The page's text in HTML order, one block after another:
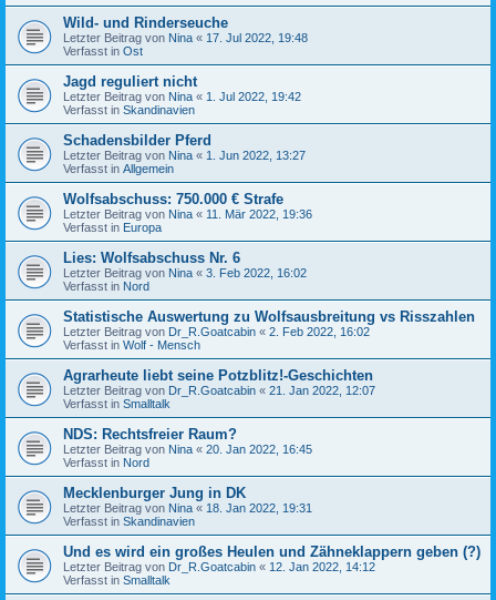
Wild- und Rinderseuche
Letzter Beitrag von Nina « 17. Jul 2022, 19:48
Verfasst in Ost
Jagd reguliert nicht
Letzter Beitrag von Nina « 1. Jul 2022, 19:42
Verfasst in Skandinavien
Schadensbilder Pferd
Letzter Beitrag von Nina « 1. Jun 2022, 13:27
Verfasst in Allgemein
Wolfsabschuss: 750.000 € Strafe
Letzter Beitrag von Nina « 11. Mär 2022, 19:36
Verfasst in Europa
Lies: Wolfsabschuss Nr. 6
Letzter Beitrag von Nina « 3. Feb 2022, 16:02
Verfasst in Nord
Statistische Auswertung zu Wolfsausbreitung vs Risszahlen
Letzter Beitrag von Dr_R.Goatcabin « 2. Feb 2022, 16:02
Verfasst in Wolf - Mensch
Agrarheute liebt seine Potzblitz!-Geschichten
Letzter Beitrag von Dr_R.Goatcabin « 21. Jan 2022, 12:07
Verfasst in Smalltalk
NDS: Rechtsfreier Raum?
Letzter Beitrag von Nina « 20. Jan 2022, 16:45
Verfasst in Nord
Mecklenburger Jung in DK
Letzter Beitrag von Nina « 18. Jan 2022, 19:31
Verfasst in Skandinavien
Und es wird ein großes Heulen und Zähneklappern geben (?)
Letzter Beitrag von Dr_R.Goatcabin « 12. Jan 2022, 14:12
Verfasst in Smalltalk